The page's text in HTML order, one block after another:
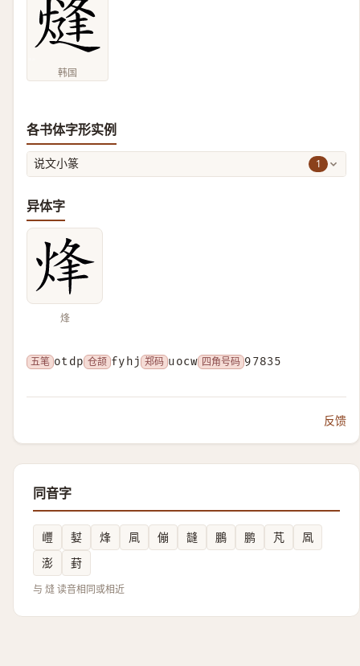
韩国
各书体字形实例
说文小篆 1
异体字
烽
五笔 otdp 仓颉 fyhj 郑码 uocw 四角号码 97835
反馈
同音字
㠦 㜂 烽 凬 傰 韼 鵬 鹏 芃
凮
澎
葑
与 熢 读音相同或相近